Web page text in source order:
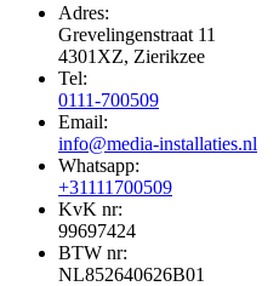
Adres:
Grevelingenstraat 11
4301XZ, Zierikzee
Tel:
0111-700509
Email:
info@media-installaties.nl
Whatsapp:
+31111700509
KvK nr:
99697424
BTW nr:
NL852640626B01